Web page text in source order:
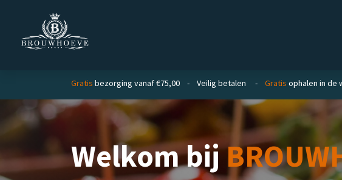
Gratis bezorging vanaf €75,00 - Veilig betalen - Gratis ophalen in de
Welkom bij